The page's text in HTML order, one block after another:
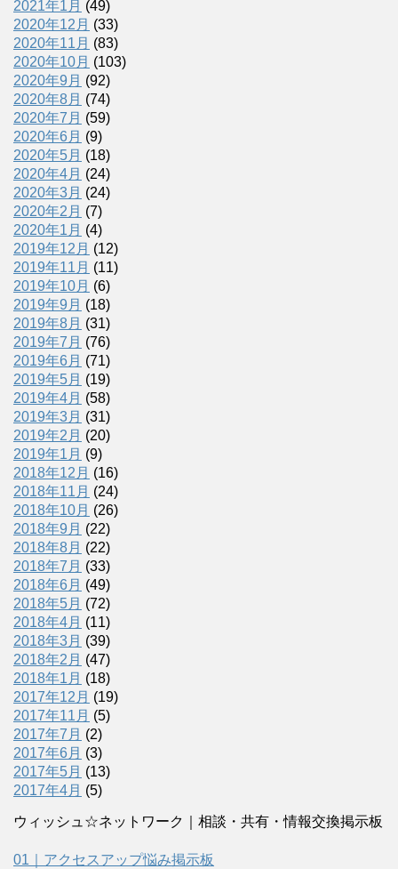
2021年1月 (49)
2020年12月 (33)
2020年11月 (83)
2020年10月 (103)
2020年9月 (92)
2020年8月 (74)
2020年7月 (59)
2020年6月 (9)
2020年5月 (18)
2020年4月 (24)
2020年3月 (24)
2020年2月 (7)
2020年1月 (4)
2019年12月 (12)
2019年11月 (11)
2019年10月 (6)
2019年9月 (18)
2019年8月 (31)
2019年7月 (76)
2019年6月 (71)
2019年5月 (19)
2019年4月 (58)
2019年3月 (31)
2019年2月 (20)
2019年1月 (9)
2018年12月 (16)
2018年11月 (24)
2018年10月 (26)
2018年9月 (22)
2018年8月 (22)
2018年7月 (33)
2018年6月 (49)
2018年5月 (72)
2018年4月 (11)
2018年3月 (39)
2018年2月 (47)
2018年1月 (18)
2017年12月 (19)
2017年11月 (5)
2017年7月 (2)
2017年6月 (3)
2017年5月 (13)
2017年4月 (5)
ウィッシュ☆ネットワーク｜相談・共有・情報交換掲示板
01｜アクセスアップ悩み掲示板